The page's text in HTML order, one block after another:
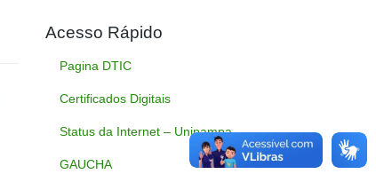
Acesso Rápido
Pagina DTIC
Certificados Digitais
Status da Internet – Unipampa
GAUCHA